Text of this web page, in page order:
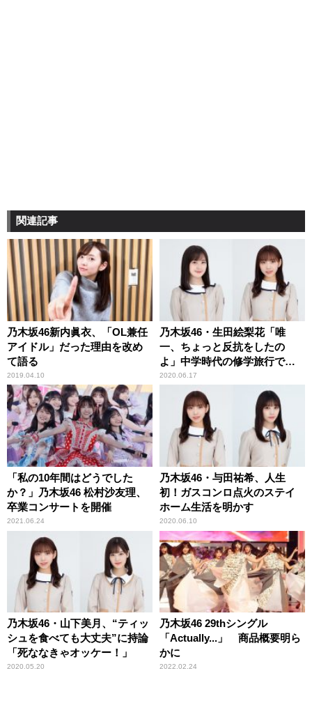
関連記事
乃木坂46新内眞衣、「OL兼任
アイドル」だった理由を改め
て語る
2019.04.10
乃木坂46・生田絵梨花「唯
一、ちょっと反抗をしたの
よ」中学時代の修学旅行で
の“サボり”を告白
2020.06.17
「私の10年間はどうでした
か？」乃木坂46 松村沙友理、
卒業コンサートを開催
2021.06.24
乃木坂46・与田祐希、人生
初！ガスコンロ点火のステイ
ホーム生活を明かす
2020.06.10
乃木坂46・山下美月、“ティッ
シュを食べても大丈夫”に持論
「死ななきゃオッケー！」
2020.05.20
乃木坂46 29thシングル
「Actually...」 商品概要明ら
かに
2022.02.24